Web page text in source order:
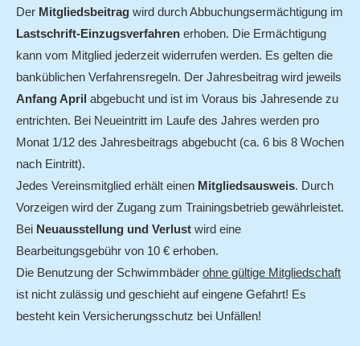
Der Mitgliedsbeitrag wird durch Abbuchungsermächtigung im
Lastschrift-Einzugsverfahren erhoben. Die Ermächtigung
kann vom Mitglied jederzeit widerrufen werden. Es gelten die
banküblichen Verfahrensregeln. Der Jahresbeitrag wird jeweils
Anfang April abgebucht und ist im Voraus bis Jahresende zu
entrichten. Bei Neueintritt im Laufe des Jahres werden pro
Monat 1/12 des Jahresbeitrags abgebucht (ca. 6 bis 8 Wochen
nach Eintritt).
Jedes Vereinsmitglied erhält einen Mitgliedsausweis. Durch
Vorzeigen wird der Zugang zum Trainingsbetrieb gewährleistet.
Bei Neuausstellung und Verlust wird eine
Bearbeitungsgebühr von 10 € erhoben.
Die Benutzung der Schwimmbäder ohne gültige Mitgliedschaft
ist nicht zulässig und geschieht auf eingene Gefahrt! Es
besteht kein Versicherungsschutz bei Unfällen!